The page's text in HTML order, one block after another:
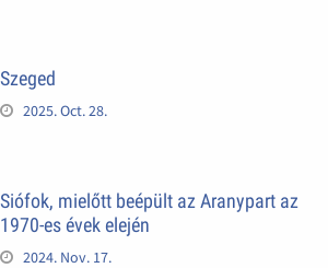
Szeged
2025. Oct. 28.
Siófok, mielőtt beépült az Aranypart az
1970-es évek elején
2024. Nov. 17.